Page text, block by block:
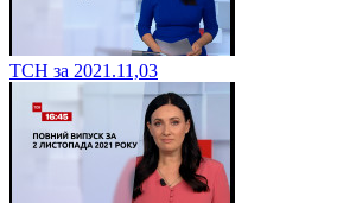
ТСН за 2021.11,03